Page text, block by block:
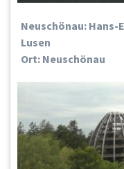
Neuschönau: Hans-
Lusen
Ort: Neuschönau